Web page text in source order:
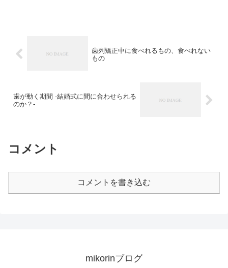
歯列矯正中に食べれるもの、食べれない
もの
歯が動く期間 -結婚式に間に合わせられる
のか？-
コメント
コメントを書き込む
mikorinブログ